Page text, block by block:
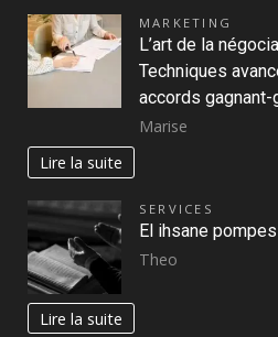
MARKETING
L’art de la
Techniques
accords gagnant-
Marise
Lire la suite
SERVICES
El ihsane
Theo
Lire la suite